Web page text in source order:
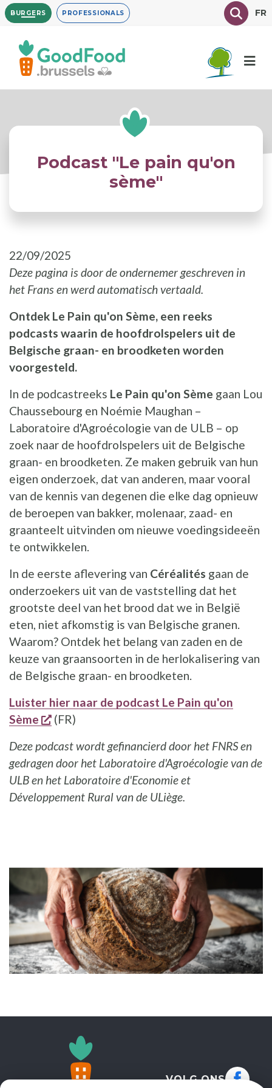
Overslaan
en
inhoud
gaan
BURGERS PROFESSIONALS TexteFR
Podcast "Le pain qu'on
sème"
22/09/2025
Deze pagina is door de ondernemer geschreven in
het Frans en werd automatisch vertaald.
Ontdek Le Pain qu'on Sème, een reeks
podcasts waarin de hoofdrolspelers uit de
Belgische graan- en broodketen worden
voorgesteld.
In de podcastreeks Le Pain qu'on Sème gaan Lou
Chaussebourg en Noémie Maughan –
Laboratoire d'Agroécologie van de ULB – op
zoek naar de hoofdrolspelers uit de Belgische
graan- en broodketen. Ze maken gebruik van hun
eigen onderzoek, dat van anderen, maar vooral
van de kennis van degenen die elke dag opnieuw
de beroepen van bakker, molenaar, zaad- en
graanteelt uitvinden om nieuwe voedingsideeën
te ontwikkelen.
In de eerste aflevering van Céréalités gaan de
onderzoekers uit van de vaststelling dat het
grootste deel van het brood dat we in België
eten, niet afkomstig is van Belgische granen.
Waarom? Ontdek het belang van zaden en de
keuze van graansoorten in de herlokalisering van
de Belgische graan- en broodketen.
Luister hier naar de podcast Le Pain qu'on
Sème
opent een nieuw venster
(FR)
Deze podcast wordt gefinancierd door het FNRS en
gedragen door het Laboratoire d'Agroécologie van de
ULB en het Laboratoire d'Economie et
Développement Rural van de ULiège.
VOLG ONS